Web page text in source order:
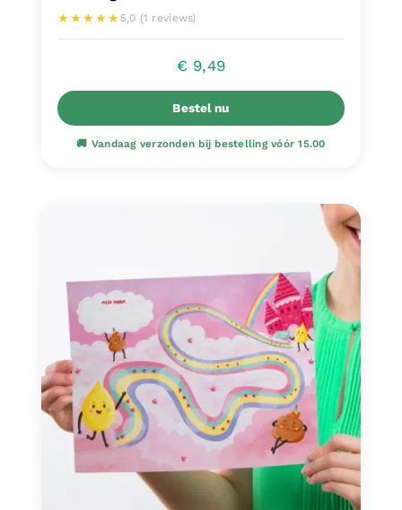
★★★★★ 5,0 (1 reviews)
€ 9,49
Bestel nu